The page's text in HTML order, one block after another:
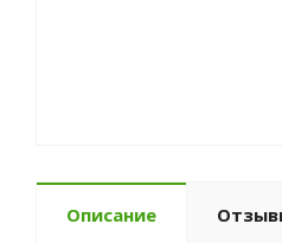
Описание